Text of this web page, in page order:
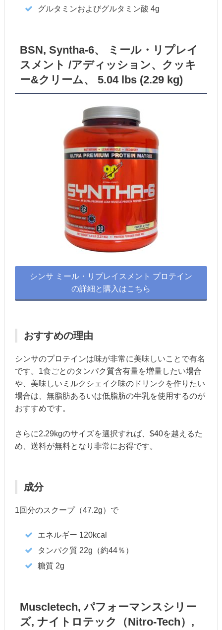
グルタミンおよびグルタミン酸 4g
BSN, Syntha-6、 ミール・リプレイ
スメント /アディッション、クッキ
ー&クリーム、 5.04 lbs (2.29 kg)
シンサ ミール・リプレイスメント プロテイン
の詳細と購入はこちら
おすすめの理由
シンサのプロテインは味が非常に美味しいことで有名
です。1食ごとのタンパク質含有量を増量したい場合
や、美味しいミルクシェイク味のドリンクを作りたい
場合は、無脂肪あるいは低脂肪の牛乳を使用するのが
おすすめです。
さらに2.29kgのサイズを選択すれば、$40を越えるた
め、送料が無料となり非常にお得です。
成分
1回分のスクープ（47.2g）で
エネルギー 120kcal
タンパク質 22g（約44％）
糖質 2g
Muscletech, パフォーマンスシリー
ズ, ナイトロテック（Nitro-Tech）,